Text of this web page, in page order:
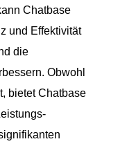
Chatbase
und Effektivität
die
Obwohl
bietet Chatbase